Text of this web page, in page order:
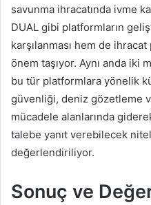
savunma ihracatında ivme
DUAL gibi platformların
karşılanması hem de
önem taşıyor. Aynı anda iki
bu tür platformlara yönelik
güvenliği, deniz gözetleme
mücadele alanlarında
talebe yanıt verebilecek
değerlendiriliyor.
Sonuç ve